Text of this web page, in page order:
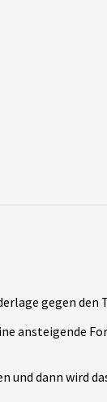
gegen den
ansteigende
dann wird